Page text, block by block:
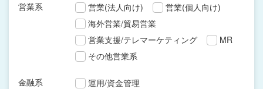
営業系 営業(法人向け)
営業(個人向け)
海外営業/貿易営業
営業支援/テレマーケティング
MR
その他営業系
金融系
運用/資金管理